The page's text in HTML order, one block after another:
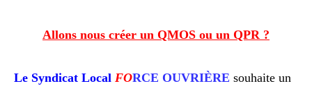
Allons nous créer un QMOS ou un QPR ?
Le Syndicat Local FORCE OUVRIÈRE souhaite un